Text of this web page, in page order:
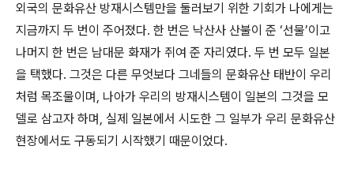
외국의 문화유산 방재시스템만을 둘러보기 위한 기회가 나에게는
지금까지 두 번이 주어졌다. 한 번은 낙산사 산불이 준 ‘선물’이고
나머지 한 번은 남대문 화재가 쥐여 준 자리였다. 두 번 모두 일본
을 택했다. 그것은 다른 무엇보다 그네들의 문화유산 태반이 우리
처럼 목조물이며, 나아가 우리의 방재시스템이 일본의 그것을 모
델로 삼고자 하며, 실제 일본에서 시도한 그 일부가 우리 문화유산
현장에서도 구동되기 시작했기 때문이었다.